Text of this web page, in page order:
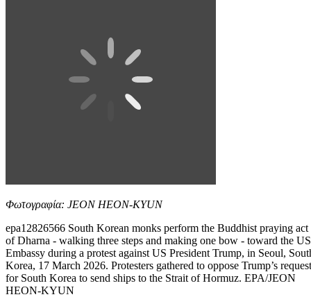
Φωτογραφία: JEON HEON-KYUN
epa12826566 South Korean monks perform the Buddhist praying act
of Dharna - walking three steps and making one bow - toward the US
Embassy during a protest against US President Trump, in Seoul,
Korea, 17 March 2026. Protesters gathered to oppose Trump’s request
for South Korea to send ships to the Strait of Hormuz. EPA/JEON
HEON-KYUN